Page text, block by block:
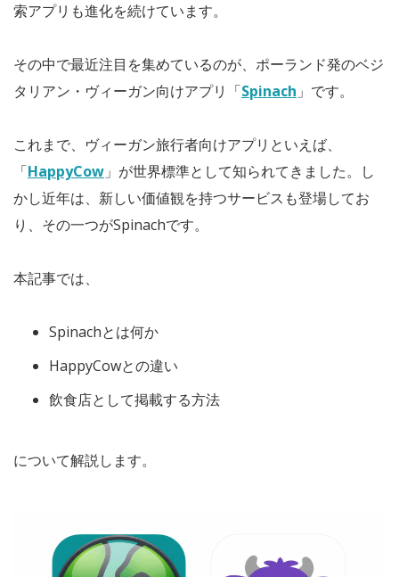
索アプリも進化を続けています。
その中で最近注目を集めているのが、ポーランド発のベジ
タリアン・ヴィーガン向けアプリ「Spinach 」です。
これまで、ヴィーガン旅行者向けアプリといえば、
「HappyCow 」が世界標準として知られてきました。し
かし近年は、新しい価値観を持つサービスも登場してお
り、その一つがSpinachです。
本記事では、
Spinachとは何か
HappyCowとの違い
飲食店として掲載する方法
について解説します。